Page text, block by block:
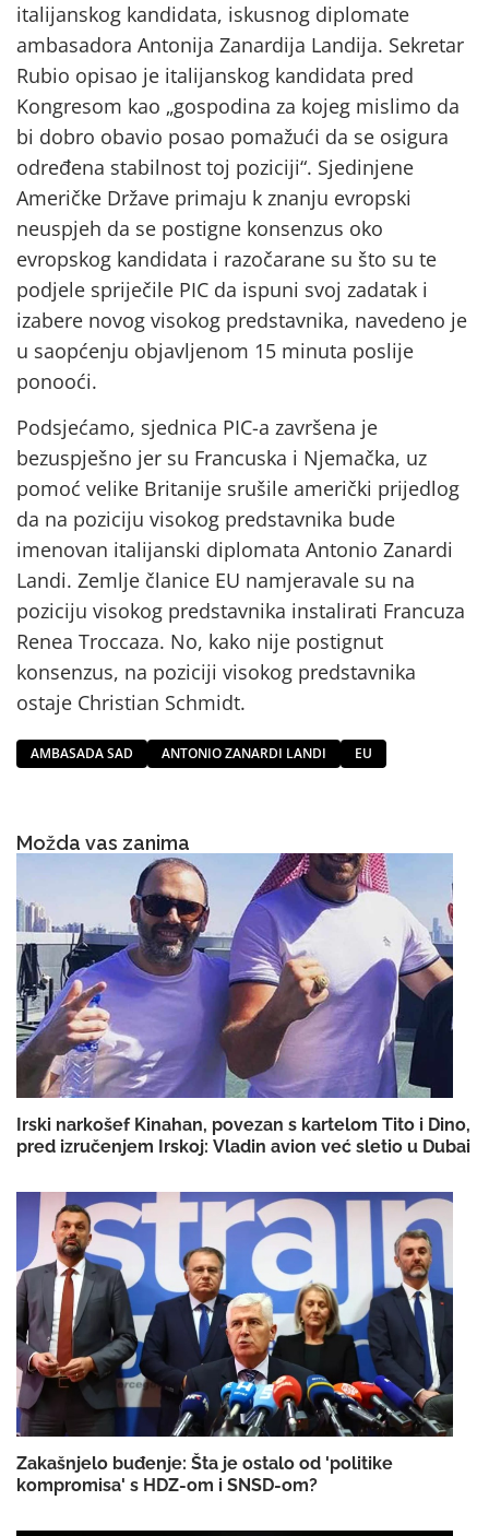
italijanskog kandidata, iskusnog diplomate
ambasadora Antonija Zanardija Landija. Sekretar
Rubio opisao je italijanskog kandidata pred
Kongresom kao „gospodina za kojeg mislimo da
bi dobro obavio posao pomažući da se osigura
određena stabilnost toj poziciji“. Sjedinjene
Američke Države primaju k znanju evropski
neuspjeh da se postigne konsenzus oko
evropskog kandidata i razočarane su što su te
podjele spriječile PIC da ispuni svoj zadatak i
izabere novog visokog predstavnika, navedeno je
u saopćenju objavljenom 15 minuta poslije
ponooći.
Podsjećamo, sjednica PIC-a završena je
bezuspješno jer su Francuska i Njemačka, uz
pomoć velike Britanije srušile američki prijedlog
da na poziciju visokog predstavnika bude
imenovan italijanski diplomata Antonio Zanardi
Landi. Zemlje članice EU namjeravale su na
poziciju visokog predstavnika instalirati Francuza
Renea Troccaza. No, kako nije postignut
konsenzus, na poziciji visokog predstavnika
ostaje Christian Schmidt.
AMBASADA SAD ANTONIO ZANARDI LANDI EU
Možda vas zanima
Irski narkošef Kinahan, povezan s kartelom Tito i Dino,
pred izručenjem Irskoj: Vladin avion već sletio u Dubai
Zakašnjelo buđenje: Šta je ostalo od 'politike
kompromisa' s HDZ-om i SNSD-om?